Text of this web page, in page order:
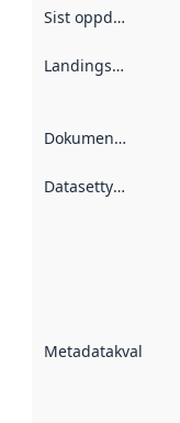
Sist oppdatert
Landingsside
Dokumentasjon
Datasettype
Metadatakvalitet